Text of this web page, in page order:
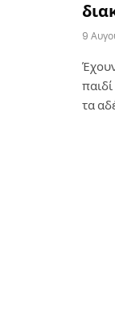
9
τα